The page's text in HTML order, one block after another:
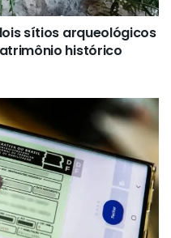
sítios arqueológicos
histórico